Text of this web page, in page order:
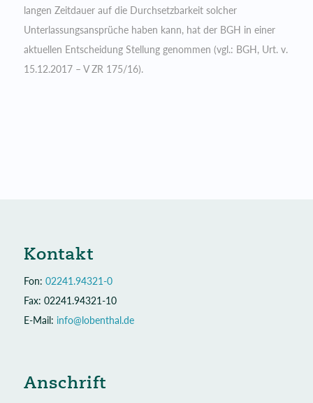
langen Zeitdauer auf die Durchsetzbarkeit solcher
Unterlassungsansprüche haben kann, hat der BGH in einer
aktuellen Entscheidung Stellung genommen (vgl.: BGH, Urt. v.
15.12.2017 – V ZR 175/16).
Kontakt
Fon: 02241.94321-0
Fax: 02241.94321-10
E-Mail: info@lobenthal.de
Anschrift